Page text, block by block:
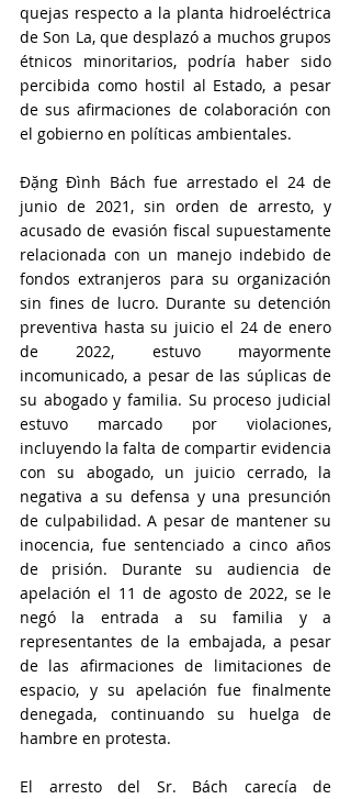
quejas respecto a la planta hidroeléctrica
de Son La, que desplazó a muchos grupos
étnicos minoritarios, podría haber sido
percibida como hostil al Estado, a pesar
de sus afirmaciones de colaboración con
el gobierno en políticas ambientales.
Đặng Đình Bách fue arrestado el 24 de
junio de 2021, sin orden de arresto, y
acusado de evasión fiscal supuestamente
relacionada con un manejo indebido de
fondos extranjeros para su organización
sin fines de lucro. Durante su detención
preventiva hasta su juicio el 24 de enero
de 2022, estuvo mayormente
incomunicado, a pesar de las súplicas de
su abogado y familia. Su proceso judicial
estuvo marcado por violaciones,
incluyendo la falta de compartir evidencia
con su abogado, un juicio cerrado, la
negativa a su defensa y una presunción
de culpabilidad. A pesar de mantener su
inocencia, fue sentenciado a cinco años
de prisión. Durante su audiencia de
apelación el 11 de agosto de 2022, se le
negó la entrada a su familia y a
representantes de la embajada, a pesar
de las afirmaciones de limitaciones de
espacio, y su apelación fue finalmente
denegada, continuando su huelga de
hambre en protesta.
El arresto del Sr. Bách carecía de